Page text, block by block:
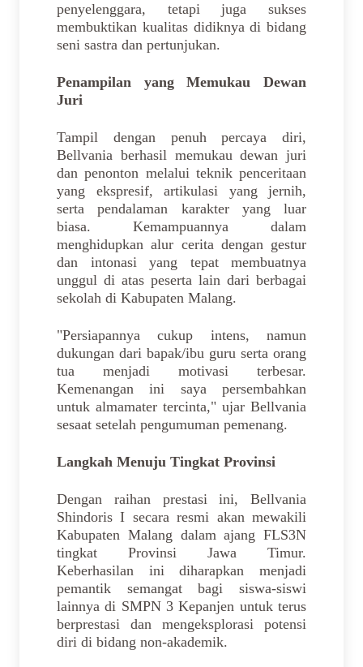
penyelenggara, tetapi juga sukses
membuktikan kualitas didiknya di bidang
seni sastra dan pertunjukan.
Penampilan yang Memukau Dewan
Juri
Tampil dengan penuh percaya diri,
Bellvania berhasil memukau dewan juri
dan penonton melalui teknik penceritaan
yang ekspresif, artikulasi yang jernih,
serta pendalaman karakter yang luar
biasa. Kemampuannya dalam
menghidupkan alur cerita dengan gestur
dan intonasi yang tepat membuatnya
unggul di atas peserta lain dari berbagai
sekolah di Kabupaten Malang.
"Persiapannya cukup intens, namun
dukungan dari bapak/ibu guru serta orang
tua menjadi motivasi terbesar.
Kemenangan ini saya persembahkan
untuk almamater tercinta," ujar Bellvania
sesaat setelah pengumuman pemenang.
Langkah Menuju Tingkat Provinsi
Dengan raihan prestasi ini, Bellvania
Shindoris I secara resmi akan mewakili
Kabupaten Malang dalam ajang FLS3N
tingkat Provinsi Jawa Timur.
Keberhasilan ini diharapkan menjadi
pemantik semangat bagi siswa-siswi
lainnya di SMPN 3 Kepanjen untuk terus
berprestasi dan mengeksplorasi potensi
diri di bidang non-akademik.